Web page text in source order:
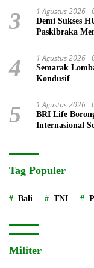
3 1 Agustus 2026
Demi Sukses
Paskibraka
4 1 Agustus 2026
Semarak
Kondusif
5 1 Agustus 2026
BRI Life
Internasional
Tag Populer
Bali TNI
Militer